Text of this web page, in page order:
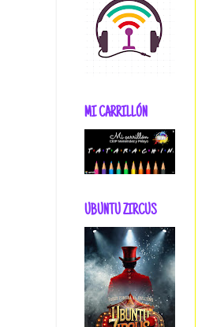
MI CARRILLÓN
UBUNTU ZIRCUS